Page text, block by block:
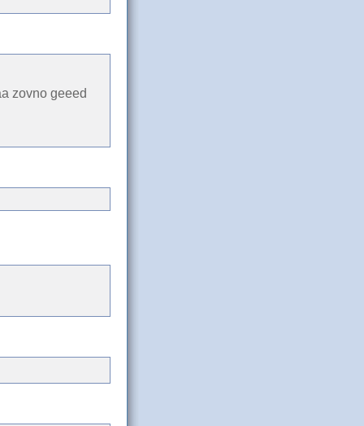
zovno geeed